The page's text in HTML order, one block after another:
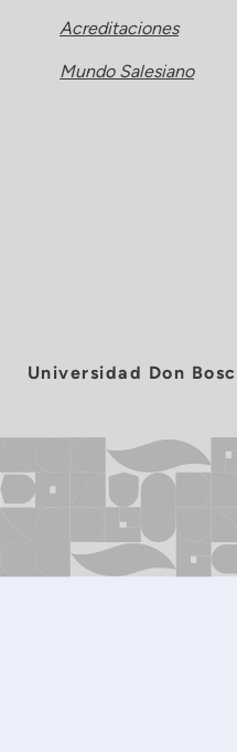
Acreditaciones
Mundo Salesiano
Universidad Don